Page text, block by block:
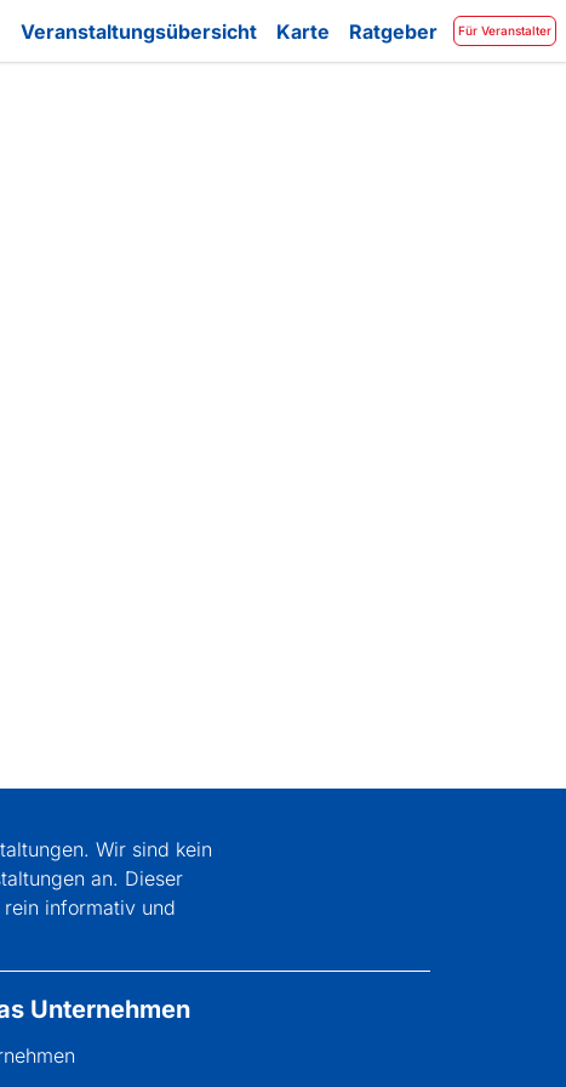
Veranstaltungsübersicht Karte Ratgeber Für Veranstalter
Wir sind kein
an. Dieser
rein informativ und
Unternehmen